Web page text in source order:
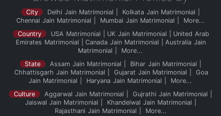
City Delhi Jain Matrimonial
Kolkata Jain Matrimonial
Chennai Jain Matrimonial
Mumbai Jain Matrimonial
More...
Country
USA Matrimonial UK Jain Matrimonial
United Arab
Emirates Matrimonial
Canada Jain Matrimonial
Australia Jain
Matrimonial
More...
State
Assam Jain Matrimonial
Bihar Jain Matrimonial
Chhattisgarh Jain Matrimonial
Gujarat Jain Matrimonial
Goa
Jain Matrimonial
Haryana Jain Matrimonial
More...
Culture
Aggarwal Jain Matrimonial
Gujrathi Jain Matrimonial
Jaiswal Jain Matrimonial
Khandelwal Jain Matrimonial
Rajasthani Jain Matrimonial
More...